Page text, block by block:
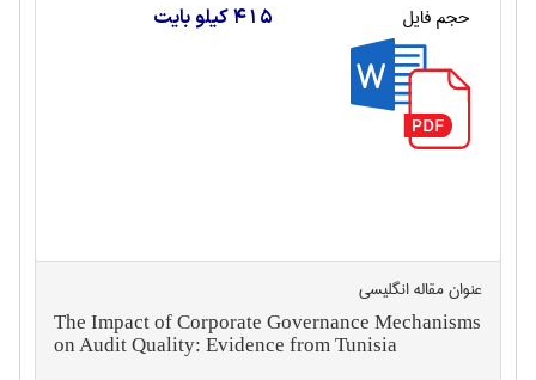
حجم فایل 415 کیلو بایت
عنوان مقاله انگليسی
The Impact of Corporate Governance Mechanisms
on Audit Quality: Evidence from Tunisia